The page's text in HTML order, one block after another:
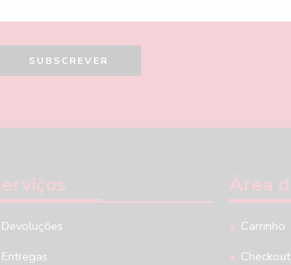
Devoluções
Entregas
Área
Carrinho
Checkout